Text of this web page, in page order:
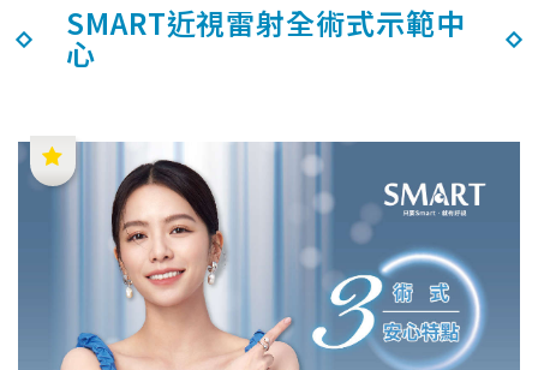
SMART近視雷射全術式示範中
心